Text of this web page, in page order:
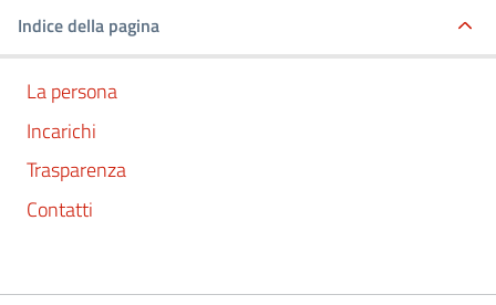
Indice della pagina
La persona
Incarichi
Trasparenza
Contatti